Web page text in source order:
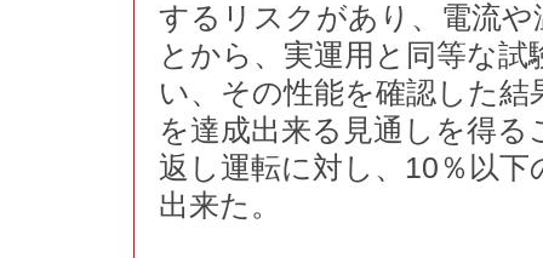
するリスクがあり、電流
とから、実運用と同等な
い、その性能を確認した
を達成出来る見通しを得
返し運転に対し、10％以
出来た。